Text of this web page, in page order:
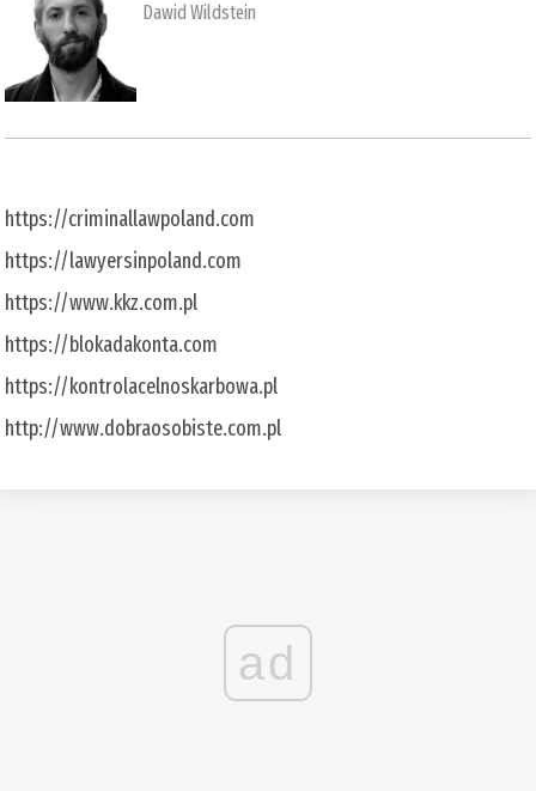
Dawid Wildstein
https://criminallawpoland.com
https://lawyersinpoland.com
https://www.kkz.com.pl
https://blokadakonta.com
https://kontrolacelnoskarbowa.pl
http://www.dobraosobiste.com.pl
ad